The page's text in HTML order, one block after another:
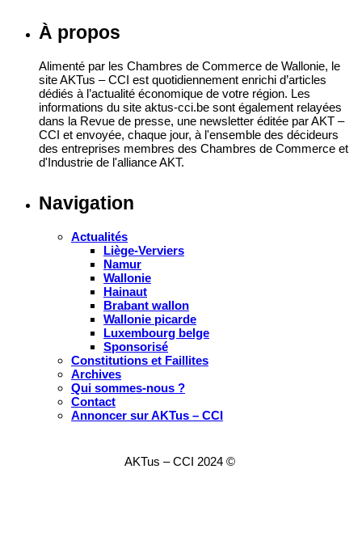
À propos
Alimenté par les Chambres de Commerce de Wallonie, le
site AKTus – CCI est quotidiennement enrichi d’articles
dédiés à l’actualité économique de votre région. Les
informations du site aktus-cci.be sont également relayées
dans la Revue de presse, une newsletter éditée par AKT –
CCI et envoyée, chaque jour, à l'ensemble des décideurs
des entreprises membres des Chambres de Commerce et
d'Industrie de l'alliance AKT.
Navigation
Actualités
Liège-Verviers
Namur
Wallonie
Hainaut
Brabant wallon
Wallonie picarde
Luxembourg belge
Sponsorisé
Constitutions et Faillites
Archives
Qui sommes-nous ?
Contact
Annoncer sur AKTus – CCI
AKTus – CCI 2024 ©